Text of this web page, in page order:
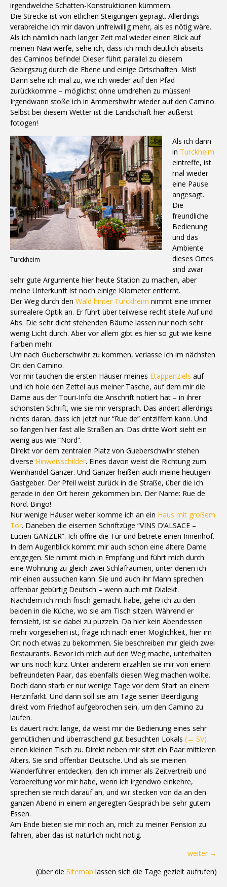
irgendwelche Schatten-Konstruktionen kümmern.
Die Strecke ist von etlichen Steigungen geprägt. Allerdings
verabreiche ich mir davon unfreiwillig mehr, als es nötig wäre.
Als ich nämlich nach langer Zeit mal wieder einen Blick auf
meinen Navi werfe, sehe ich, dass ich mich deutlich abseits
des Caminos befinde! Dieser führt parallel zu diesem
Gebirgszug durch die Ebene und einige Ortschaften. Mist!
Dann sehe ich mal zu, wie ich wieder auf den Pfad
zurückkomme – möglichst ohne umdrehen zu müssen!
Irgendwann stoße ich in Ammershwihr wieder auf den Camino.
Selbst bei diesem Wetter ist die Landschaft hier äußerst
fotogen!
Turckheim
Als ich dann
in Turckheim
eintreffe, ist
mal wieder
eine Pause
angesagt.
Die
freundliche
Bedienung
und das
Ambiente
dieses Ortes
sind zwar
sehr gute Argumente hier heute Station zu machen, aber
meine Unterkunft ist noch einige Kilometer entfernt.
Der Weg durch den Wald hinter Turckheim nimmt eine immer
surrealere Optik an. Er führt über teilweise recht steile Auf und
Abs. Die sehr dicht stehenden Bäume lassen nur noch sehr
wenig Licht durch. Aber vor allem gibt es hier so gut wie keine
Farben mehr.
Um nach Gueberschwihr zu kommen, verlasse ich im nächsten
Ort den Camino.
Vor mir tauchen die ersten Häuser meines Etappenziels auf
und ich hole den Zettel aus meiner Tasche, auf dem mir die
Dame aus der Touri-Info die Anschrift notiert hat – in ihrer
schönsten Schrift, wie sie mir versprach. Das ändert allerdings
nichts daran, dass ich jetzt nur “Rue de” entziffern kann. Und
so fangen hier fast alle Straßen an. Das dritte Wort sieht ein
wenig aus wie “Nord”.
Direkt vor dem zentralen Platz von Gueberschwihr stehen
diverse Hinweisschilder. Eines davon weist die Richtung zum
Weinhandel Ganzer. Und Ganzer heißen auch meine heutigen
Gastgeber. Der Pfeil weist zurück in die Straße, über die ich
gerade in den Ort herein gekommen bin. Der Name: Rue de
Nord. Bingo!
Nur wenige Häuser weiter komme ich an ein Haus mit großem
Tor. Daneben die eisernen Schriftzüge “VINS D’ALSACE –
Lucien GANZER”. Ich öffne die Tür und betrete einen Innenhof.
In dem Augenblick kommt mir auch schon eine ältere Dame
entgegen. Sie nimmt mich in Empfang und führt mich durch
eine Wohnung zu gleich zwei Schlafräumen, unter denen ich
mir einen aussuchen kann. Sie und auch ihr Mann sprechen
offenbar gebürtig Deutsch – wenn auch mit Dialekt.
Nachdem ich mich frisch gemacht habe, gehe ich zu den
beiden in die Küche, wo sie am Tisch sitzen. Während er
fernsieht, ist sie dabei zu puzzeln. Da hier kein Abendessen
mehr vorgesehen ist, frage ich nach einer Möglichkeit, hier im
Ort noch etwas zu bekommen. Sie beschreiben mir gleich zwei
Restaurants. Bevor ich mich auf den Weg mache, unterhalten
wir uns noch kurz. Unter anderem erzählen sie mir von einem
befreundeten Paar, das ebenfalls diesen Weg machen wollte.
Doch dann starb er nur wenige Tage vor dem Start an einem
Herzinfarkt. Und dann soll sie am Tage seiner Beerdigung
direkt vom Friedhof aufgebrochen sein, um den Camino zu
laufen.
Es dauert nicht lange, da weist mir die Bedienung eines sehr
gemütlichen und überraschend gut besuchten Lokals (→ SV)
einen kleinen Tisch zu. Direkt neben mir sitzt ein Paar mittleren
Alters. Sie sind offenbar Deutsche. Und als sie meinen
Wanderführer entdecken, den ich immer als Zeitvertreib und
Vorbereitung vor mir habe, wenn ich irgendwo einkehre,
sprechen sie mich darauf an, und wir stecken von da an den
ganzen Abend in einem angeregten Gespräch bei sehr gutem
Essen.
Am Ende bieten sie mir noch an, mich zu meiner Pension zu
fahren, aber das ist natürlich nicht nötig.
weiter →
(über die Sitemap lassen sich die Tage gezielt aufrufen)